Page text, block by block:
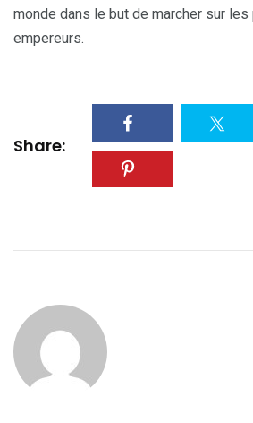
monde dans le but de marcher sur
empereurs.
Share: